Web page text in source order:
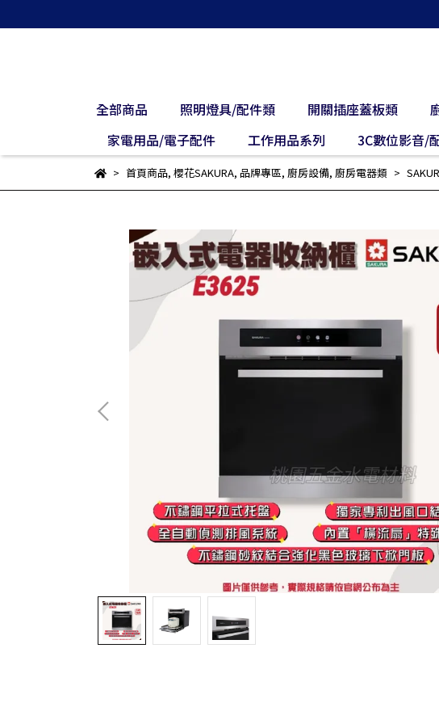
全部商品 照明燈具/配件類 開關插座蓋板類
家電用品/電子配件
工作用品系列 3C數位影音/
首頁商品, 櫻花SAKURA, 品牌專區, 廚房設備, 廚房電器類